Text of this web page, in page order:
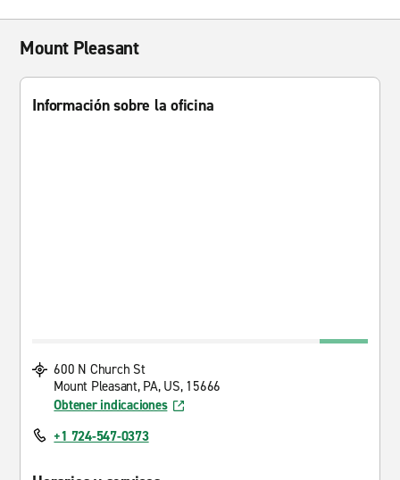
Mount Pleasant
Información sobre la oficina
600 N Church St
Mount Pleasant, PA, US, 15666
Obtener indicaciones
+1 724-547-0373